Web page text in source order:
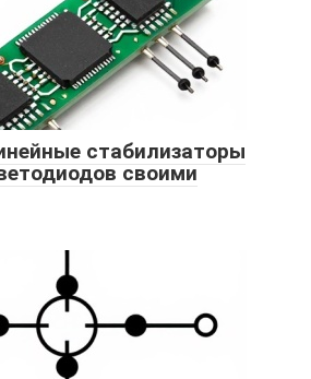
стабилизаторы
своими